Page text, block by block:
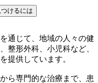
けるには
通じて、地域の人々の健
整形外科、小児科など、
提供しています。
ら専門的な治療まで、患